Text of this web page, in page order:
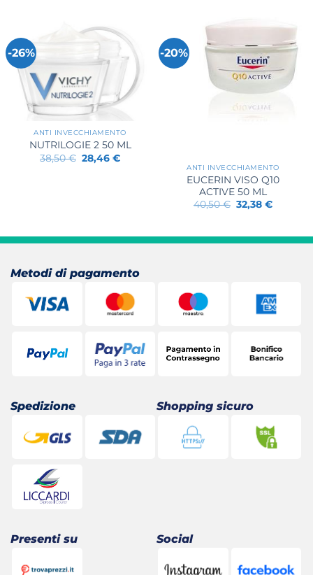
-26%
ANTI INVECCHIAMENTO
NUTRILOGIE 2 50 ML
38,50€ Il
prezzo
28,46€Il
-20%
ANTI INVECCHIAMENTO
EUCERIN VISO Q10
ACTIVE 50 ML
40,50€ Il
prezzo
40,50 €.
32,38€Il
32,38 €.
Metodi di pagamento
Spedizione Shopping sicuro
Presenti su Social